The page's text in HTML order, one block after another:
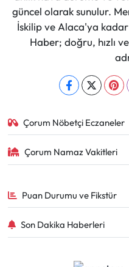
güncel olarak sunulur.
İskilip ve Alaca'ya
Haber; doğru, hızlı
Çorum Nöbetçi Eczaneler
Çorum Namaz Vakitleri
Puan Durumu ve Fikstür
Son Dakika Haberleri